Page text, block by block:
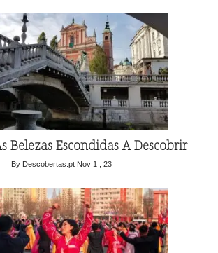
Belezas Escondidas A Descobrir
By Descobertas.pt Nov 1 , 23